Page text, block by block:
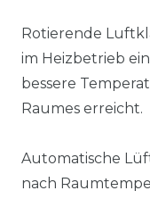
Rotierende
im Heizbetrieb
bessere
Raumes erreicht.
Automatische
nach